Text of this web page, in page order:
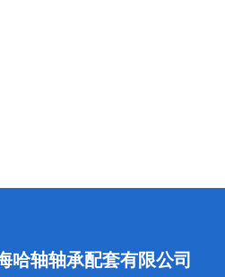
哈轴轴承配套有限公司